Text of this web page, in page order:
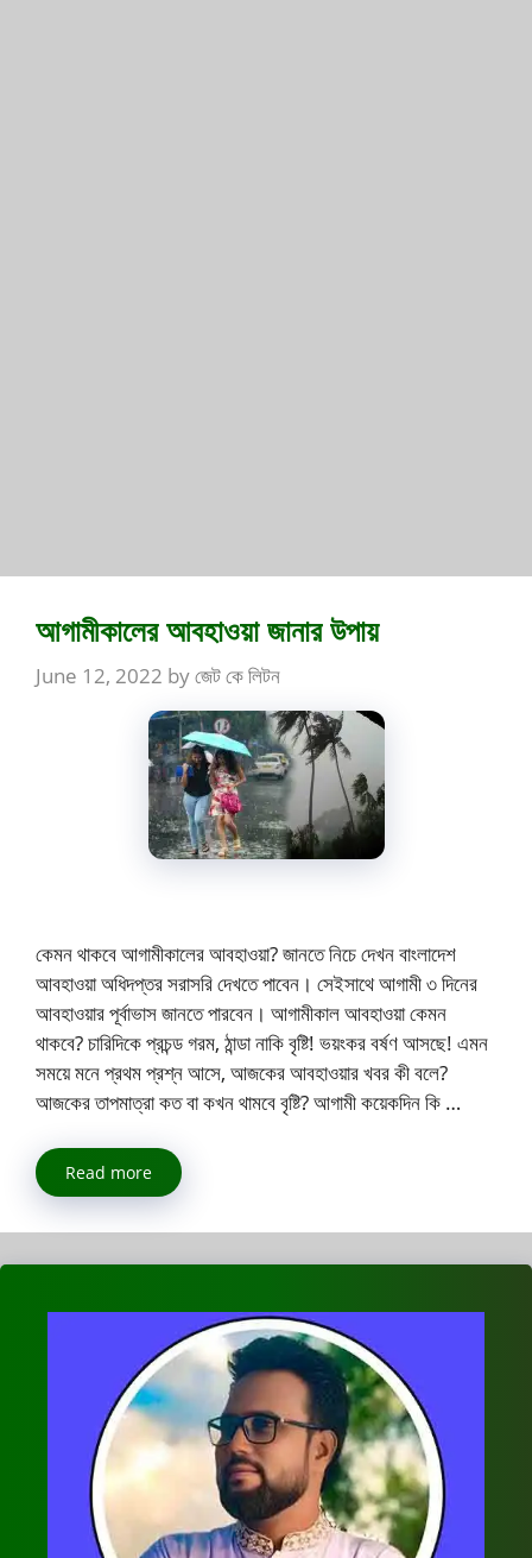
আগামীকালের আবহাওয়া জানার উপায়
June 12, 2022 byজেট কে লিটন
কেমন থাকবে আগামীকালের আবহাওয়া? জানতে নিচে দেখন বাংলাদেশ
আবহাওয়া অধিদপ্তর সরাসরি দেখতে পাবেন। সেইসাথে আগামী ৩ দিনের
আবহাওয়ার পূর্বাভাস জানতে পারবেন। আগামীকাল আবহাওয়া কেমন
থাকবে? চারিদিকে প্রচন্ড গরম, ঠান্ডা নাকি বৃষ্টি! ভয়ংকর বর্ষণ আসছে! এমন
সময়ে মনে প্রথম প্রশ্ন আসে, আজকের আবহাওয়ার খবর কী বলে?
আজকের তাপমাত্রা কত বা কখন থামবে বৃষ্টি? আগামী কয়েকদিন কি …
Read more